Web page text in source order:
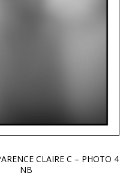
CLAIRE C – PHOTO 4
NB